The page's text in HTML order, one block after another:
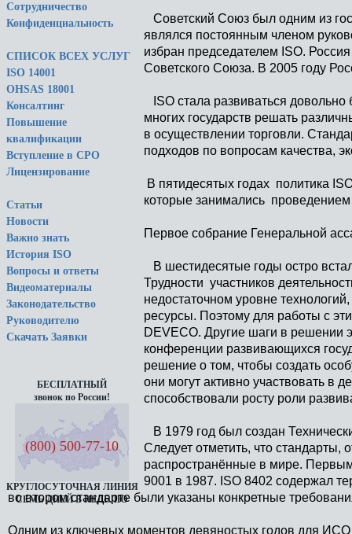
Сотрудничество
Конфиденциальность
СПИСОК ВСЕХ УСЛУГ
ISO 14001
OHSAS 18001
Консалтинг
Повышение
квалификации
Вступление в СРО
Лицензирование
Статьи
Новости
Важно знать
История ISO
Вопросы и ответы
Видеоматериалы
Законодательство
Руководителю
Скачать Заявки
БЕСПЛАТНЫЙ
звонок по России!
(800) 500-77-10
КРУГЛОСУТОЧНАЯ ЛИНИЯ
СЕМЬ ДНЕЙ В НЕДЕЛЮ
Советский Союз был одним из
являлся постоянным членом
избран председателем ISO.
Советского Союза. В 2005 году
ISO стала развиваться довольно
многих государств решать
в осуществлении торговли.
подходов по вопросам качества,
В пятидесятых годах политика
которые занимались
Первое собрание Генеральной
В шестидесятые годы остро
Трудности участников
недостаточном уровне
ресурсы. Поэтому для работы с
DEVECO. Другие шаги в решении
конференции развивающихся
решение о том, чтобы создать
они могут активно участвовать в
способствовали росту роли
В 1979 год был создан
Следует отметить, что
распространённые в мире.
9001 в 1987. ISO 8402 содержал
во втором стандарте были указаны конкретные
Одним из ключевых моментов девяностых годов для ИСО